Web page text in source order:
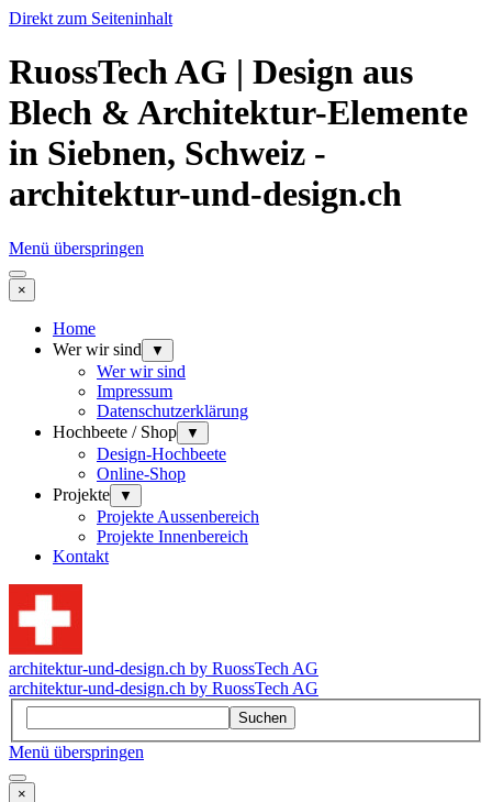
Direkt zum Seiteninhalt
RuossTech AG | Design aus
Blech & Architektur-Elemente
in Siebnen, Schweiz -
architektur-und-design.ch
Menü überspringen
×
Home
Wer wir sind
▼
Wer wir sind
Impressum
Datenschutzerklärung
Hochbeete / Shop
▼
Design-Hochbeete
Online-Shop
Projekte
▼
Projekte Aussenbereich
Projekte Innenbereich
Kontakt
architektur-und-design.ch by RuossTech AG
architektur-und-design.ch by RuossTech AG
Suchen
Menü überspringen
×